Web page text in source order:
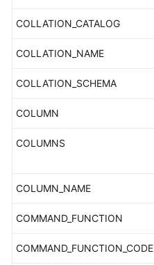
COLLATION_CATALOG
COLLATION_NAME
COLLATION_SCHEMA
COLUMN
COLUMNS
COLUMN_NAME
COMMAND_FUNCTION
COMMAND_FUNCTION_CODE